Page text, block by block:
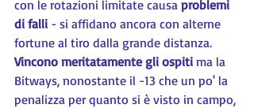
con le rotazioni limitate causa problemi
di falli - si affidano ancora con alterne
fortune al tiro dalla grande distanza.
Vincono meritatamente gli ospiti ma la
Bitways, nonostante il -13 che un po' la
penalizza per quanto si è visto in campo,